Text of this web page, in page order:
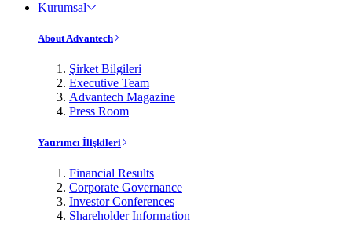
Kurumsal
About Advantech
Şirket Bilgileri
Executive Team
Advantech Magazine
Press Room
Yatırımcı İlişkileri
Financial Results
Corporate Governance
Investor Conferences
Shareholder Information